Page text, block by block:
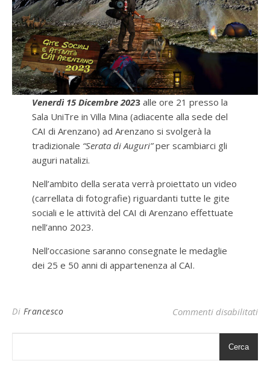
Venerdì 15 Dicembre 2023alle ore 21 presso la
Sala UniTre in Villa Mina (adiacente alla sede del
CAI di Arenzano) ad Arenzano si svolgerà la
tradizionale “Serata di Auguri”per scambiarci gli
auguri natalizi.
Nell’ambito della serata verrà proiettato un video
(carrellata di fotografie) riguardanti tutte le gite
sociali e le attività del CAI di Arenzano effettuate
nell’anno 2023.
Nell’occasione saranno consegnate le medaglie
dei 25 e 50 anni di appartenenza al CAI.
Di Francesco Commenti disabilitatisu
Cerca